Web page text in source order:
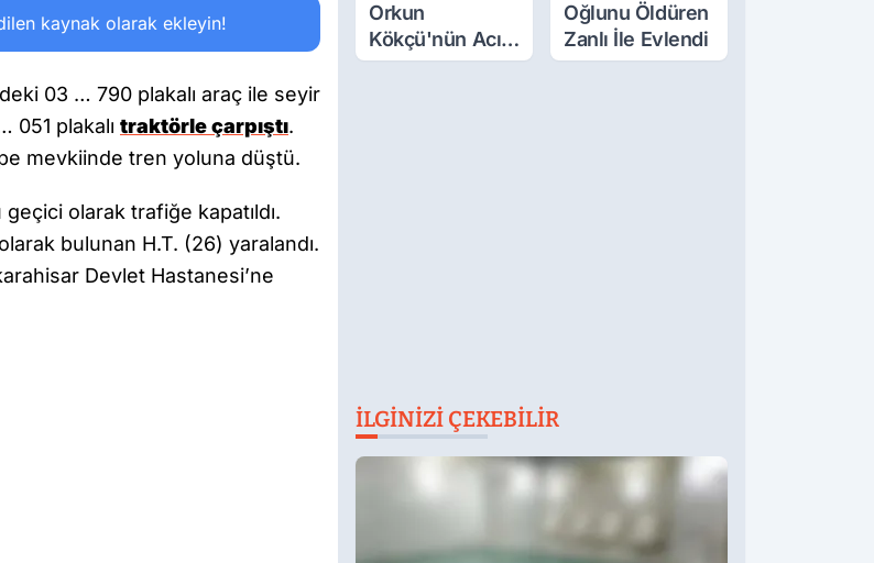
kaynak olarak ekleyin!
03 … 790 plakalı araç ile seyir
plakalı traktörle çarpıştı.
mevkiinde tren yoluna düştü.
olarak trafiğe kapatıldı.
bulunan H.T. (26) yaralandı.
Devlet Hastanesi’ne
Orkun
Kökçü'nün Acı
Günü... Cenaze
Oğlunu Öldüren
Zanlı İle Evlendi
İLGINIZI ÇEKEBILIR